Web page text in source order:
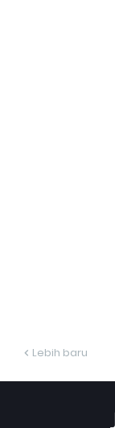
Lebih baru